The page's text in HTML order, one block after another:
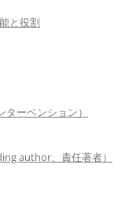
と役割
ーベンション）
author、責任著者）